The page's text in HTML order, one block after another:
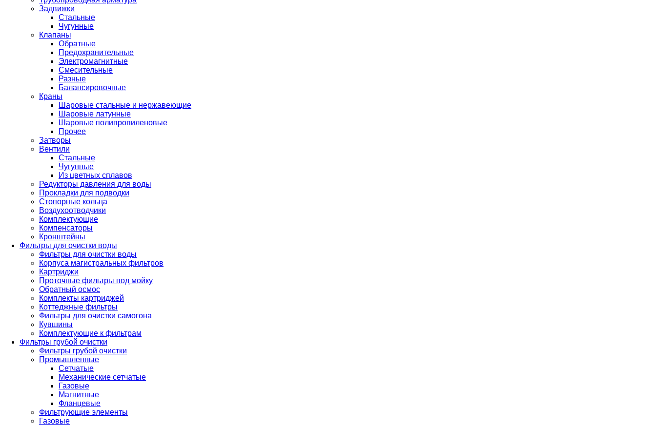
Задвижки
Стальные
Чугунные
Клапаны
Обратные
Предохранительные
Электромагнитные
Смесительные
Разные
Балансировочные
Краны
Шаровые стальные и нержавеющие
Шаровые латунные
Шаровые полипропиленовые
Прочее
Затворы
Вентили
Стальные
Чугунные
Из цветных сплавов
Редукторы давления для воды
Прокладки для подводки
Стопорные кольца
Воздухоотводчики
Комплектующие
Компенсаторы
Кронштейны
Фильтры для очистки воды
Фильтры для очистки воды
Корпуса магистральных фильтров
Картриджи
Проточные фильтры под мойку
Обратный осмос
Комплекты картриджей
Коттеджные фильтры
Фильтры для очистки самогона
Кувшины
Комплектующие к фильтрам
Фильтры грубой очистки
Фильтры грубой очистки
Промышленные
Сетчатые
Механические сетчатые
Газовые
Магнитные
Фланцевые
Фильтрующие элементы
Газовые